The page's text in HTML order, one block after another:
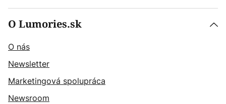
O Lumories.sk
O nás
Newsletter
Marketingová spolupráca
Newsroom